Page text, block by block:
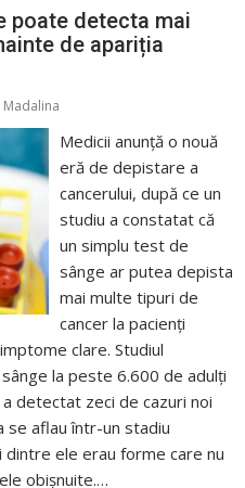
poate detecta mai
de apariția
Madalina
Medicii anunță o nouă
eră de depistare a
cancerului, după ce un
studiu a constatat că
un simplu test de
sânge ar putea depista
mai multe tipuri de
cancer la pacienți
clare. Studiul
la peste 6.600 de adulți
detectat zeci de cazuri noi
se aflau într-un stadiu
ele erau forme care nu
obișnuite.…